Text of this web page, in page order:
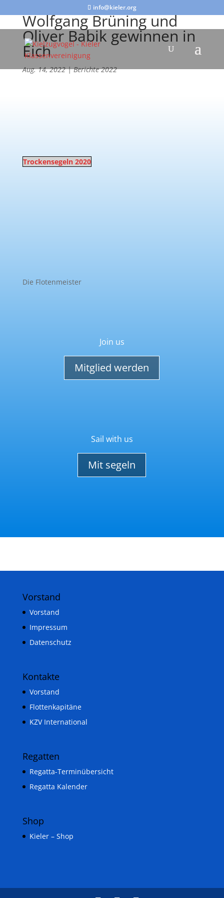
info@kieler.org
Wolfgang Brüning und
Oliver Babik gewinnen in
Eich
Aug. 14, 2022|Berichte 2022
Trockensegeln 2020
Die Flotenmeister
Join us
Mitglied werden
Sail with us
Mit segeln
Vorstand
Vorstand
Impressum
Datenschutz
Kontakte
Vorstand
Flottenkapitäne
KZV International
Regatten
Regatta-Terminübersicht
Regatta Kalender
Shop
Kieler – Shop